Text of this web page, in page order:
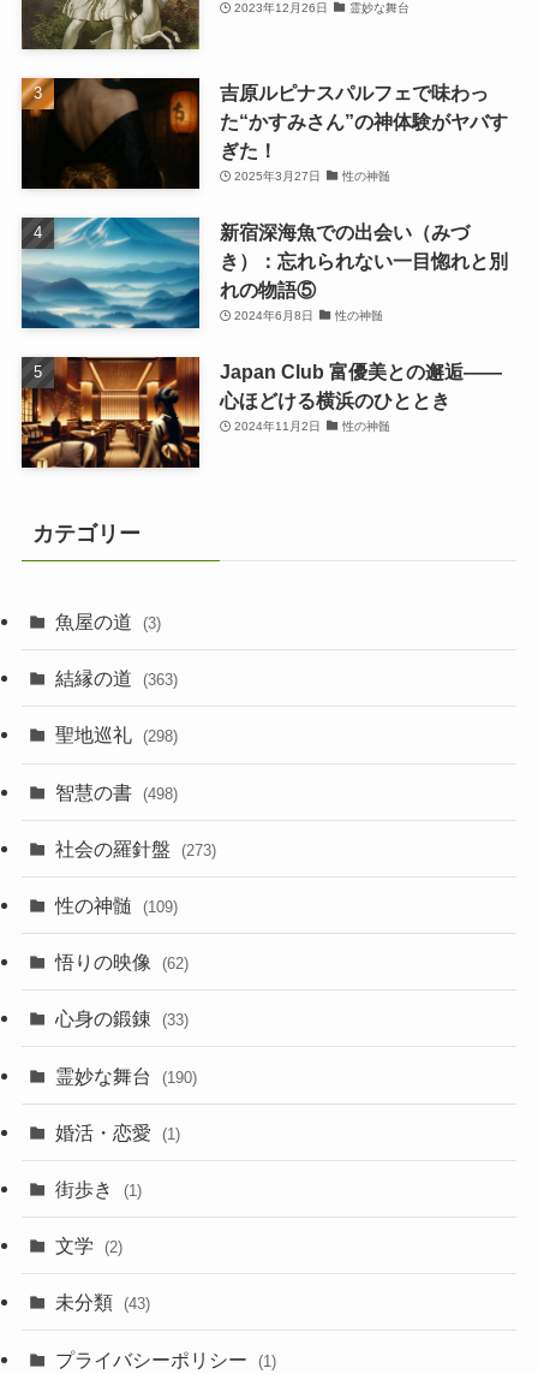
2023年12月26日 霊妙な舞台
吉原ルピナスパルフェで味わっ
た“かすみさん”の神体験がヤバす
ぎた！
2025年3月27日 性の神髄
新宿深海魚での出会い（みづ
き）：忘れられない一目惚れと別
れの物語⑤
2024年6月8日 性の神髄
Japan Club 富優美との邂逅――
心ほどける横浜のひととき
2024年11月2日 性の神髄
カテゴリー
魚屋の道 (3)
結縁の道 (363)
聖地巡礼 (298)
智慧の書 (498)
社会の羅針盤 (273)
性の神髄 (109)
悟りの映像 (62)
心身の鍛錬 (33)
霊妙な舞台 (190)
婚活・恋愛 (1)
街歩き (1)
文学 (2)
未分類 (43)
プライバシーポリシー (1)